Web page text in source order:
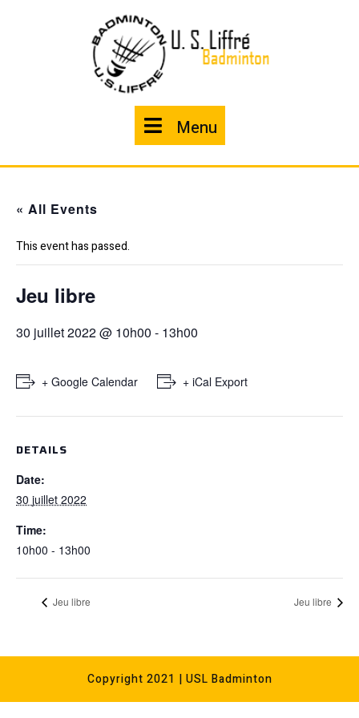
Menu
« All Events
This event has passed.
Jeu libre
30 juillet 2022 @ 10h00 - 13h00
+ Google Calendar + iCal Export
DETAILS
Date:
30 juillet 2022
Time:
10h00 - 13h00
Jeu libre Jeu libre
Copyright 2021 | USL Badminton